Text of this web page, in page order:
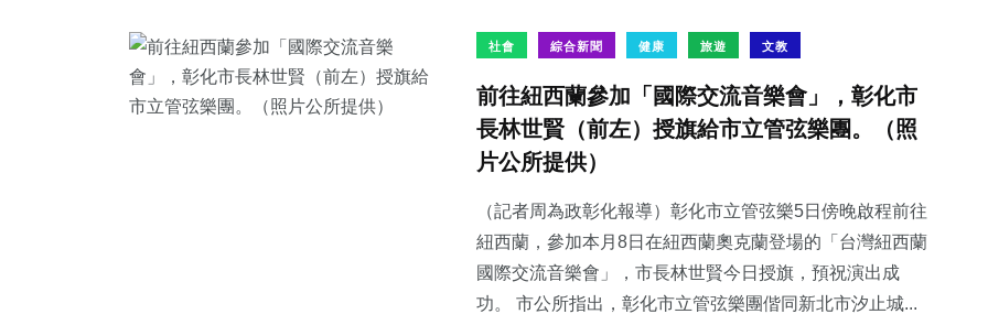
社會 綜合新聞 健康 旅遊 文教
前往紐西蘭參加「國際交流音樂會」，彰化市
長林世賢（前左）授旗給市立管弦樂團。（照
片公所提供）
（記者周為政彰化報導）彰化市立管弦樂5日傍晚啟程前往
紐西蘭，參加本月8日在紐西蘭奧克蘭登場的「台灣紐西蘭
國際交流音樂會」，市長林世賢今日授旗，預祝演出成
功。 市公所指出，彰化市立管弦樂團偕同新北市汐止城...